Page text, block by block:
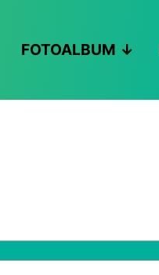
FOTOALBUM